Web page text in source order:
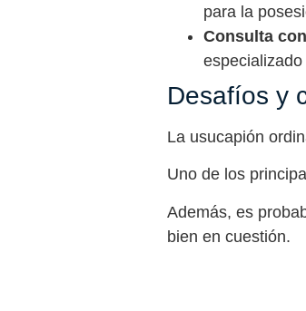
para la
Consulta
Desafíos y
La usucapión
Uno de los
Además, es
bien en cuestión.